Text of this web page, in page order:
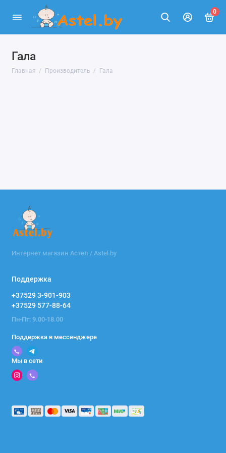
0
Гала
Главная Производитель Гала
Интернет магазин Астел / Astel.by
Поддержка
+37529 3-901-903
+37529 577-88-64
Пн-Пт: 9.00-18.00
Поддержка в мессенджере
Мы в сети